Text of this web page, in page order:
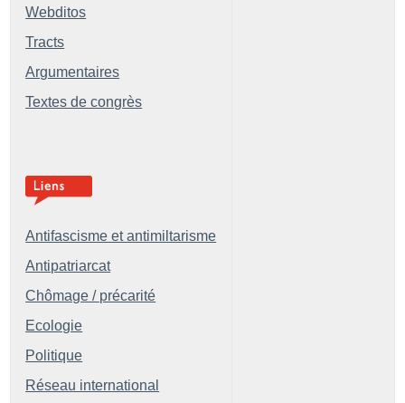
Webditos
Tracts
Argumentaires
Textes de congrès
Antifascisme et antimiltarisme
Antipatriarcat
Chômage / précarité
Ecologie
Politique
Réseau international